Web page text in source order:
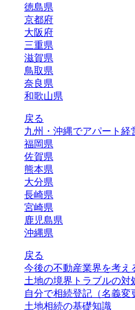
徳島県
京都府
大阪府
三重県
滋賀県
鳥取県
奈良県
和歌山県
戻る
九州・沖縄でアパート経
福岡県
佐賀県
熊本県
大分県
長崎県
宮崎県
鹿児島県
沖縄県
戻る
今後の不動産業界を考え
土地の境界トラブルの対
自分で相続登記（名義変
土地相続の基礎知識